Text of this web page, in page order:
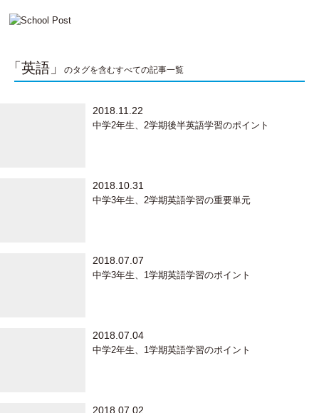
「英語」 のタグを含むすべての記事一覧
2018.11.22
中学2年生、2学期後半英語学習のポイント
2018.10.31
中学3年生、2学期英語学習の重要単元
2018.07.07
中学3年生、1学期英語学習のポイント
2018.07.04
中学2年生、1学期英語学習のポイント
2018.07.02